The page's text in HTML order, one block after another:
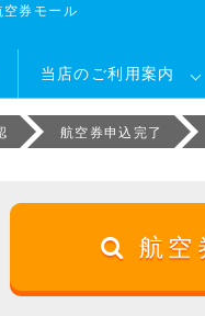
券モール
当店のご利用案内
航空券申込完了
航空